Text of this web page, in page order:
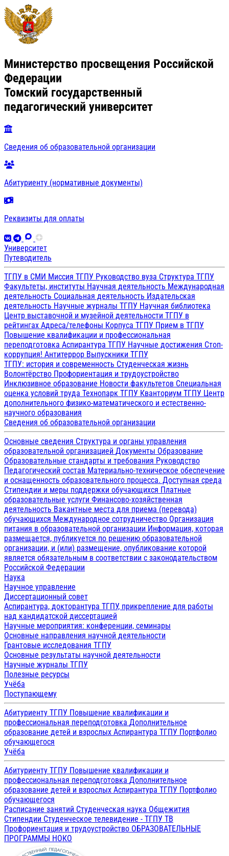
Министерство просвещения Российской
Федерации
Томский государственный
педагогический университет
Сведения об образовательной организации
Абитуриенту (нормативные документы)
Реквизиты для оплаты
Университет
Путеводитель
ТГПУ в СМИ Миссия ТГПУ Руководство вуза Структура ТГПУ
Факультеты, институты Научная деятельность Международная
деятельность Социальная деятельность Издательская
деятельность Научные журналы ТГПУ Научная библиотека
Центр выставочной и музейной деятельности ТГПУ в
рейтингах Адреса/телефоны Корпуса ТГПУ Прием в ТГПУ
Повышение квалификации и профессиональная
переподготовка Аспирантура ТГПУ Научные достижения Стоп-
коррупция! Антитеррор Выпускники ТГПУ
ТГПУ: история и современность Студенческая жизнь
Волонтёрство Профориентация и трудоустройство
Инклюзивное образование Новости факультетов Специальная
оценка условий труда Технопарк ТГПУ Кванториум ТГПУ Центр
дополнительного физико-математического и естественно-
научного образования
Сведения об образовательной организации
Основные сведения Структура и органы управления
образовательной организацией Документы Образование
Образовательные стандарты и требования Руководство
Педагогический состав Материально-техническое обеспечение
и оснащенность образовательного процесса. Доступная среда
Стипендии и меры поддержки обучающихся Платные
образовательные услуги Финансово-хозяйственная
деятельность Вакантные места для приема (перевода)
обучающихся Международное сотрудничество Организация
питания в образовательной организации Информация, которая
размещается, публикуется по решению образовательной
организации, и (или) размещение, опубликование которой
является обязательным в соответствии с законодательством
Российской Федерации
Наука
Научное управление
Диссертационный совет
Аспирантура, докторантура ТГПУ, прикрепление для работы
над кандидатской диссертацией
Научные мероприятия: конференции, семинары
Основные направления научной деятельности
Грантовые исследования ТГПУ
Основные результаты научной деятельности
Научные журналы ТГПУ
Полезные ресурсы
Учёба
Поступающему
Абитуриенту ТГПУ Повышение квалификации и
профессиональная переподготовка Дополнительное
образование детей и взрослых Аспирантура ТГПУ Портфолио
обучающегося
Учёба
Абитуриенту ТГПУ Повышение квалификации и
профессиональная переподготовка Дополнительное
образование детей и взрослых Аспирантура ТГПУ Портфолио
обучающегося
Расписание занятий Студенческая наука Общежития
Стипендии Студенческое телевидение - ТГПУ ТВ
Профориентация и трудоустройство ОБРАЗОВАТЕЛЬНЫЕ
ПРОГРАММЫ НОКО